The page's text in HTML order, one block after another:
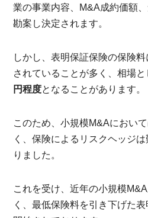
業の事業内容、M&A成約価額
勘案し決定されます。
しかし、表明保証保険の保険
されていることが多く、相場
円程度となることがあります。
このため、小規模M&Aにおい
く、保険によるリスクヘッジ
りました。
これを受け、近年の小規模
く、最低保険料を引き下げた